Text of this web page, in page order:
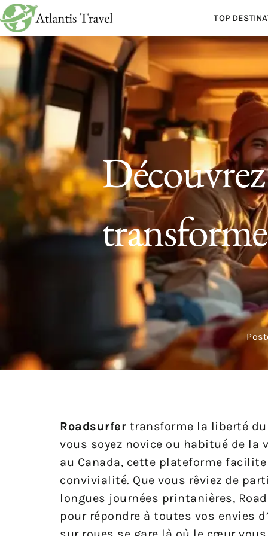
TOP
Roadsurfer transforme la liberté du
vous soyez novice ou habitué de la
au Canada, cette plateforme
convivialité. Que vous rêviez de
longues journées printanières,
pour répondre à toutes vos envies